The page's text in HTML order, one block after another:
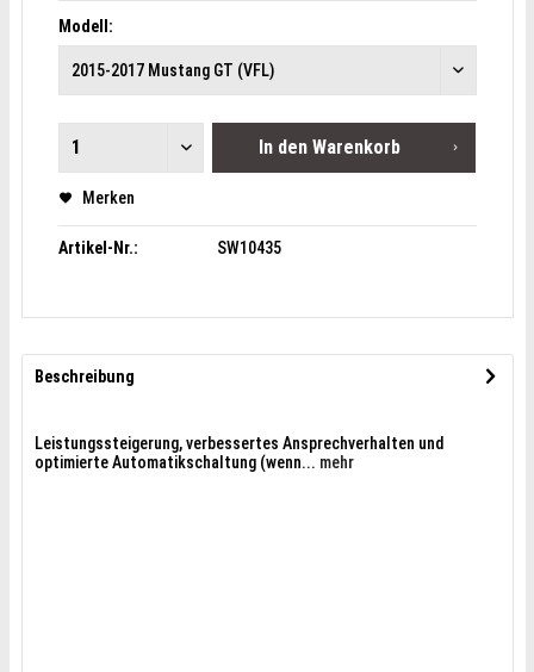
Modell:
In den Warenkorb
Merken
Artikel-Nr.: SW10435
Beschreibung
Leistungssteigerung, verbessertes Ansprechverhalten und
optimierte Automatikschaltung (wenn... mehr